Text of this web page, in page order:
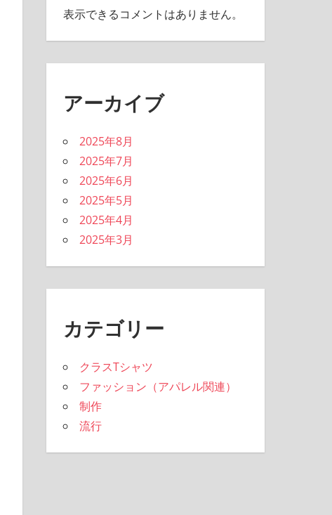
表示できるコメントはありません。
アーカイブ
2025年8月
2025年7月
2025年6月
2025年5月
2025年4月
2025年3月
カテゴリー
クラスTシャツ
ファッション（アパレル関連）
制作
流行